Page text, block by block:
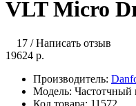
VLT Micro
17 /Написать отзыв
19624 р.
Производитель:
Модель: Частотчный
Код товара: 11572